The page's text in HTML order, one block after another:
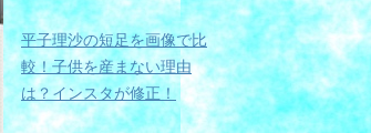
平子理沙の短足を画像で比
較！子供を産まない理由
は？インスタが修正！